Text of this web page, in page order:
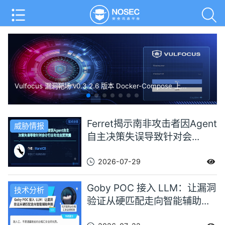
Vulfocus 漏洞靶场 v0.3.2.6 版本 Docker-Compose 上...
威胁情报
Ferret揭示南非攻击者因Agent
自主决策失误导致针对会...
2026-07-29
技术分析
Goby POC 接入 LLM：让漏洞
验证从硬匹配走向智能辅助...